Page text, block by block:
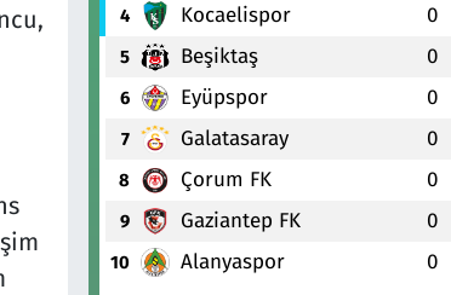
4 Kocaelispor 0
5 Beşiktaş 0
6 Eyüpspor 0
7 Galatasaray 0
8 Çorum FK 0
9 Gaziantep FK 0
10 Alanyaspor 0